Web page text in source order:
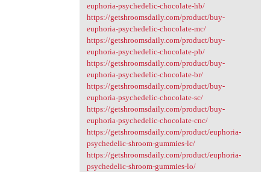
euphoria-psychedelic-chocolate-hb/
https://getshroomsdaily.com/product/buy-
euphoria-psychedelic-chocolate-mc/
https://getshroomsdaily.com/product/buy-
euphoria-psychedelic-chocolate-pb/
https://getshroomsdaily.com/product/buy-
euphoria-psychedelic-chocolate-br/
https://getshroomsdaily.com/product/buy-
euphoria-psychedelic-chocolate-sc/
https://getshroomsdaily.com/product/buy-
euphoria-psychedelic-chocolate-cnc/
https://getshroomsdaily.com/product/euphoria-
psychedelic-shroom-gummies-lc/
https://getshroomsdaily.com/product/euphoria-
psychedelic-shroom-gummies-lo/